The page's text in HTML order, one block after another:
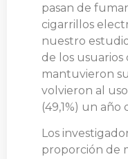
pasan de
cigarrillos
nuestro
de los
mantuvieron
volvieron al
(49,1%) un año
Los
proporción de